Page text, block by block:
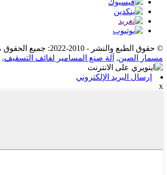
© حقوق الطبع والنشر - 2010-2022: جميع الحقوق محفوظة.
مسمار الصين, آلة صنع المسامير لفائف التسقيف,
إرسال البريد الإلكتروني
x